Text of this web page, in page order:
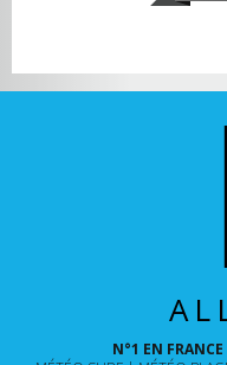
N°1 EN